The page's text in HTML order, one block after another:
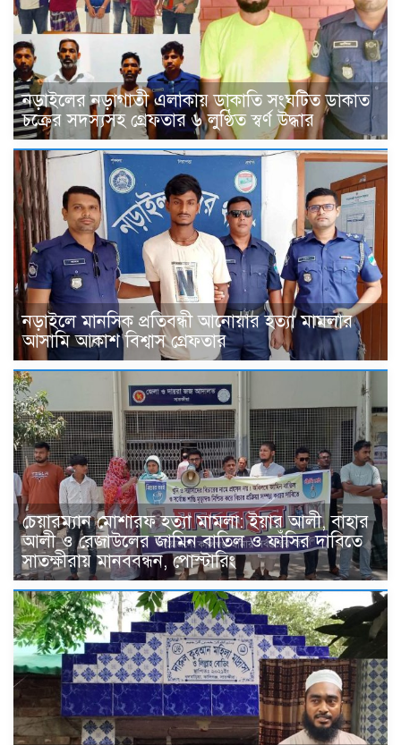
নড়াইলের নড়াগাতী এলাকায় ডাকাতি সংঘটিত ডাকাত
চক্রের সদস্যসহ গ্রেফতার ৬ লুণ্ঠিত স্বর্ণ উদ্ধার
নড়াইলে মানসিক প্রতিবন্ধী আনোয়ার হত্যা মামলার
আসামি আকাশ বিশ্বাস গ্রেফতার
চেয়ারম্যান মোশারফ হত্যা মামলা: ইয়ার আলী, বাহার
আলী ও রেজাউলের জামিন বাতিল ও ফাঁসির দাবিতে
সাতক্ষীরায় মানববন্ধন, পোস্টারিং